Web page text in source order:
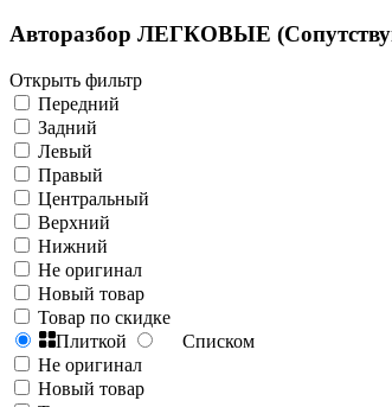
Авторазбор ЛЕГКОВЫЕ
Открыть фильтр
Передний
Задний
Левый
Правый
Центральный
Верхний
Нижний
Не оригинал
Новый товар
Товар по скидке
Плиткой
Списком
Не оригинал
Новый товар